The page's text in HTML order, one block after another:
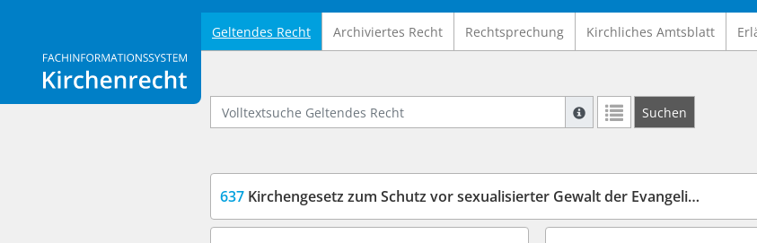
Logo Fachinformationssystem Kirchenrecht
Geltendes Recht Archiviertes Recht Rechtsprechung Kirchliches Amtsblatt
Volltextsuche Geltendes Recht
Suche mit Platzhalter "*",
Suchen
637 Kirchengesetz zum Schutz vor sexualisierter Gewalt der Evangelischen Kirche im Rheinland (KGSsG)